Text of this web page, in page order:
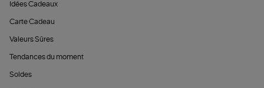
Idées Cadeaux
Carte Cadeau
Valeurs Sûres
Tendances du moment
Soldes